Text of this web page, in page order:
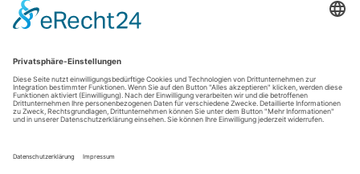
Impressum|Datenschutzerklärung|Barrierefreiheitserklärung